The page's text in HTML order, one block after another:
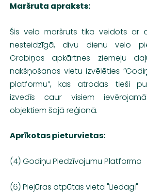
Maršruta apraksts:
Šis velo maršruts tika veidots ar
nesteidzīgā, divu dienu velo
Grobiņas apkārtnes ziemeļu
nakšņošanas vietu izvēlēties
platformu”, kas atrodas tieši
izvedīs caur visiem
objektiem šajā reģionā.
Aprīkotas pieturvietas:
(4) Godiņu Piedzīvojumu Platforma
(6) Piejūras atpūtas vieta "Liedagi"